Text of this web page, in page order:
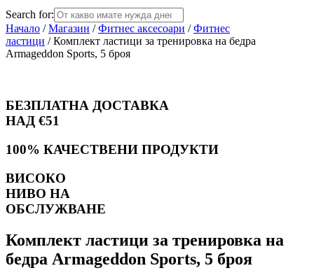
Search for:
Начало /Магазин /Фитнес аксесоари /Фитнес
ластици / Комплект ластици за тренировка на бедра
Armageddon Sports, 5 броя
БЕЗПЛАТНА ДОСТАВКА
НАД €51
100% КАЧЕСТВЕНИ ПРОДУКТИ
ВИСОКО
НИВО НА
ОБСЛУЖВАНЕ
Комплект ластици за тренировка на
бедра Armageddon Sports, 5 броя